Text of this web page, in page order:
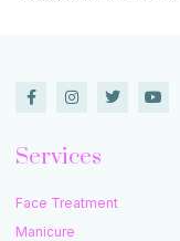
Services
Face Treatment
Manicure